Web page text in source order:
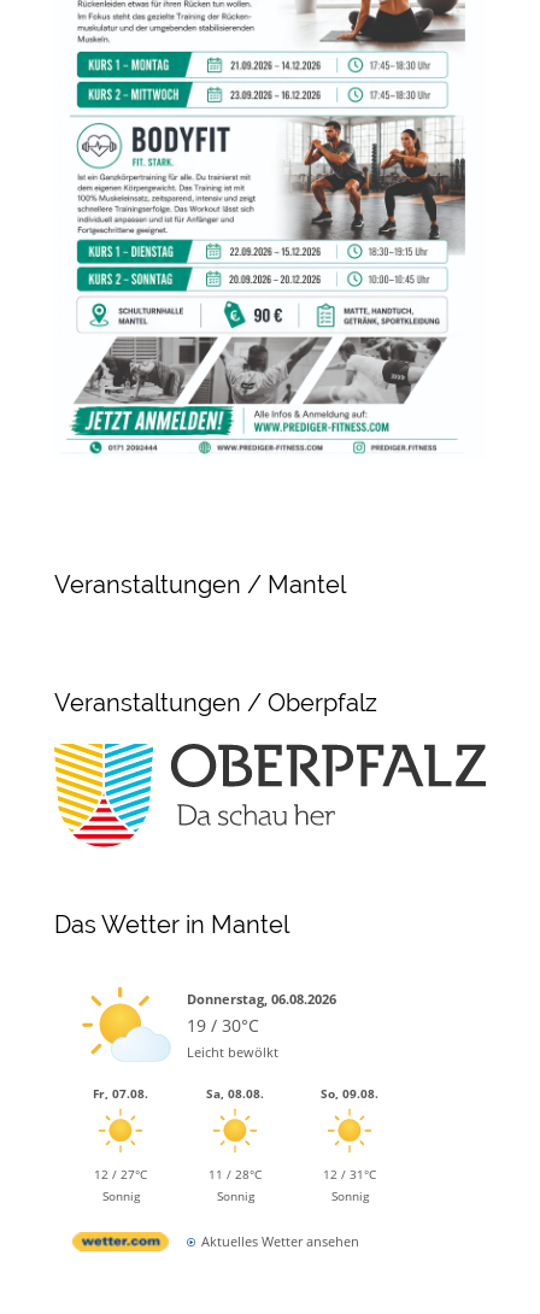
Veranstaltungen / Mantel
Veranstaltungen / Oberpfalz
Das Wetter in Mantel
Donnerstag, 06.08.2026
19 / 30°C
Leicht bewölkt
Fr, 07.08.
12 / 27°C
Sonnig
Sa, 08.08.
11 / 28°C
Sonnig
So, 09.08.
12 / 31°C
Sonnig
Aktuelles Wetter ansehen